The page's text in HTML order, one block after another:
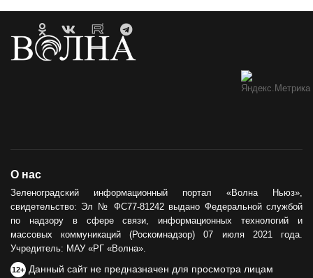
О нас
Зеленоградский информационный портал «Волна Ньюз»,
свидетельство: Эл № ФС77-81242 выдано Федеральной службой
по надзору в сфере связи, информационных технологий и
массовых коммуникаций (Роскомнадзор) 07 июля 2021 года.
Учредитель: МАУ «РГ «Волна».
12+ Данный сайт не предназначен для просмотра лицам